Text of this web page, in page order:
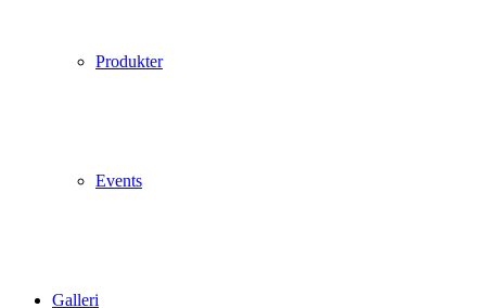
Produkter
Events
Galleri